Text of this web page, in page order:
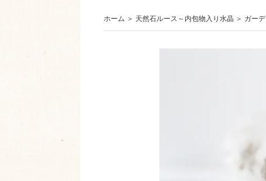
ホーム ＞ 天然石ルース～内包物入り水晶 ＞ ガー